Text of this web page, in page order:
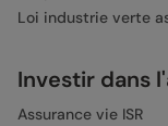
Loi industrie verte
Investir dans
Assurance vie ISR